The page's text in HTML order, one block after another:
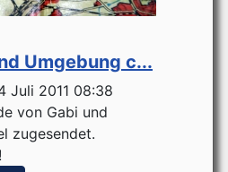
Umgebung c...
Juli 2011 08:38
von Gabi und
zugesendet.